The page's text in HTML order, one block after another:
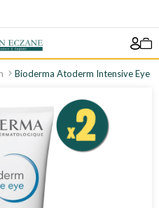
Bioderma Atoderm Intensive Eye